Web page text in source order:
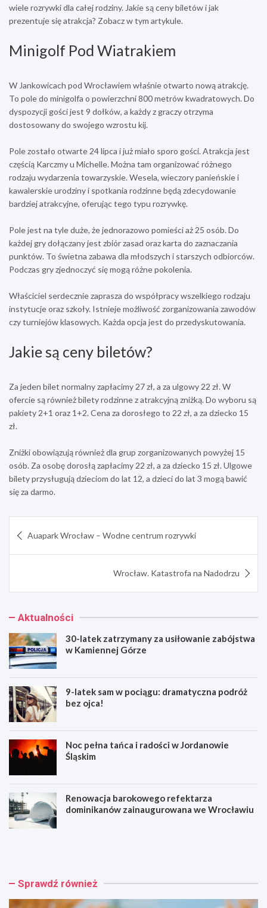
wiele rozrywki dla całej rodziny. Jakie są ceny biletów i jak
prezentuje się atrakcja? Zobacz w tym artykule.
Minigolf Pod Wiatrakiem
W Jankowicach pod Wrocławiem właśnie otwarto nową atrakcję.
To pole do minigolfa o powierzchni 800 metrów kwadratowych. Do
dyspozycji gości jest 9 dołków, a każdy z graczy otrzyma
dostosowany do swojego wzrostu kij.
Pole zostało otwarte 24 lipca i już miało sporo gości. Atrakcja jest
częścią Karczmy u Michelle. Można tam organizować różnego
rodzaju wydarzenia towarzyskie. Wesela, wieczory panieńskie i
kawalerskie urodziny i spotkania rodzinne będą zdecydowanie
bardziej atrakcyjne, oferując tego typu rozrywkę.
Pole jest na tyle duże, że jednorazowo pomieści aż 25 osób. Do
każdej gry dołączany jest zbiór zasad oraz karta do zaznaczania
punktów. To świetna zabawa dla młodszych i starszych odbiorców.
Podczas gry zjednoczyć się mogą różne pokolenia.
Właściciel serdecznie zaprasza do współpracy wszelkiego rodzaju
instytucje oraz szkoły. Istnieje możliwość zorganizowania zawodów
czy turniejów klasowych. Każda opcja jest do przedyskutowania.
Jakie są ceny biletów?
Za jeden bilet normalny zapłacimy 27 zł, a za ulgowy 22 zł. W
ofercie są również bilety rodzinne z atrakcyjną zniżką. Do wyboru są
pakiety 2+1 oraz 1+2. Cena za dorosłego to 22 zł, a za dziecko 15
zł.
Zniżki obowiązują również dla grup zorganizowanych powyżej 15
osób. Za osobę dorosłą zapłacimy 22 zł, a za dziecko 15 zł. Ulgowe
bilety przysługują dzieciom do lat 12, a dzieci do lat 3 mogą bawić
się za darmo.
wpisu
Auapark Wrocław – Wodne centrum rozrywki
Wrocław. Katastrofa na Nadodrzu
Aktualności
30-latek zatrzymany za usiłowanie zabójstwa
w Kamiennej Górze
9-latek sam w pociągu: dramatyczna podróż
bez ojca!
Noc pełna tańca i radości w Jordanowie
Śląskim
Renowacja barokowego refektarza
dominikanów zainaugurowana we Wrocławiu
3
t
9
e Sprawdź również